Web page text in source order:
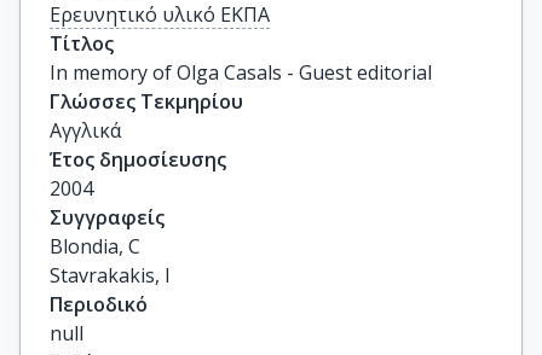
Ερευνητικό υλικό ΕΚΠΑ
Τίτλος
In memory of Olga Casals - Guest editorial
Γλώσσες Τεκμηρίου
Αγγλικά
Έτος δημοσίευσης
2004
Συγγραφείς
Blondia, C
Stavrakakis, I
Περιοδικό
null